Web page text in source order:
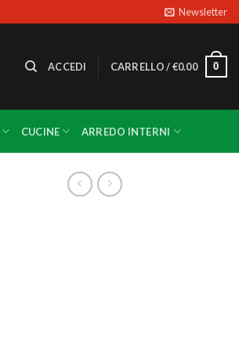
Newsletter
ACCEDI CARRELLO /€0.00 0
CUCINE ARREDO INTERNI